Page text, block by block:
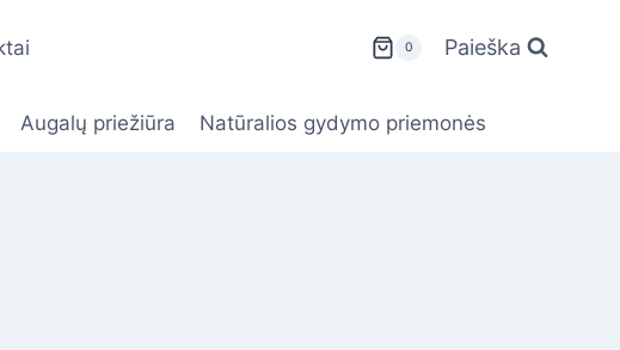
0 Paieška
Augalų priežiūra Natūralios gydymo priemonės